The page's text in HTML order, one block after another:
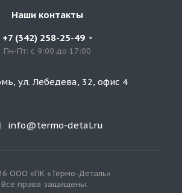
Наши контакты
+7 (342) 258-25-49
Пн-Пт: с 9:00 до 17:00
ул. Лебедева, 32, офис 4
info@termo-detal.ru
ООО «ПК «Термо-Деталь»
Все права защищены.